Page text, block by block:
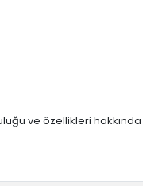
ve özellikleri